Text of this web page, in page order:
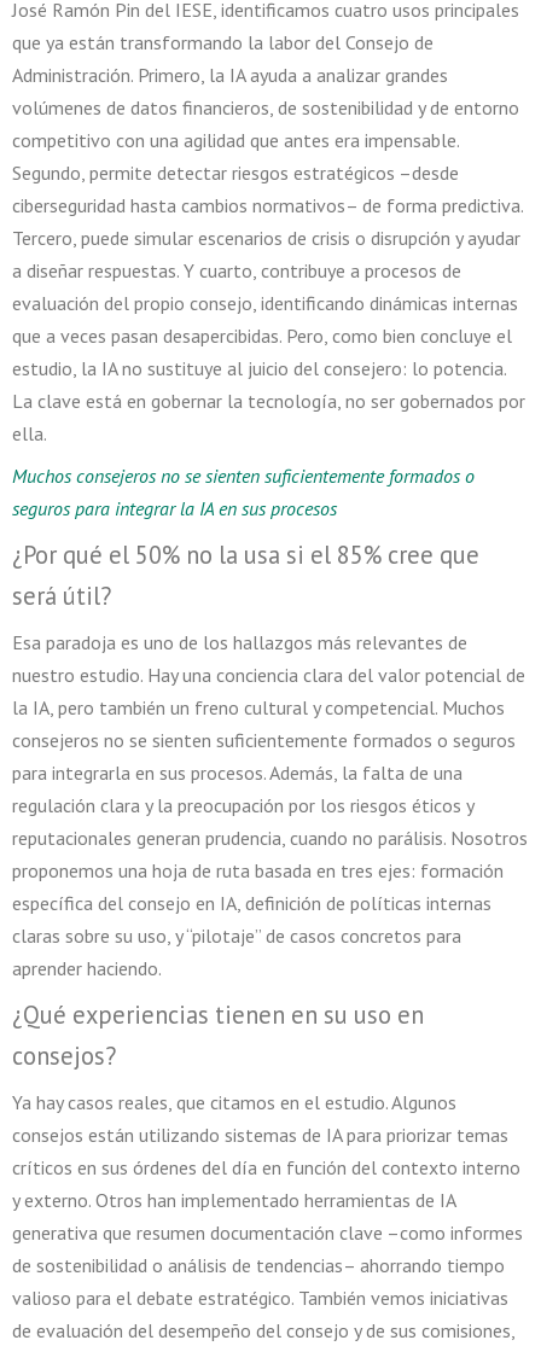
José Ramón Pin del IESE, identificamos cuatro usos principales
que ya están transformando la labor del Consejo de
Administración. Primero, la IA ayuda a analizar grandes
volúmenes de datos financieros, de sostenibilidad y de entorno
competitivo con una agilidad que antes era impensable.
Segundo, permite detectar riesgos estratégicos –desde
ciberseguridad hasta cambios normativos– de forma predictiva.
Tercero, puede simular escenarios de crisis o disrupción y ayudar
a diseñar respuestas. Y cuarto, contribuye a procesos de
evaluación del propio consejo, identificando dinámicas internas
que a veces pasan desapercibidas. Pero, como bien concluye el
estudio, la IA no sustituye al juicio del consejero: lo potencia.
La clave está en gobernar la tecnología, no ser gobernados por
ella.
Muchos consejeros no se sienten suficientemente formados o
seguros para integrar la IA en sus procesos
¿Por qué el 50% no la usa si el 85% cree que
será útil?
Esa paradoja es uno de los hallazgos más relevantes de
nuestro estudio. Hay una conciencia clara del valor potencial de
la IA, pero también un freno cultural y competencial. Muchos
consejeros no se sienten suficientemente formados o seguros
para integrarla en sus procesos. Además, la falta de una
regulación clara y la preocupación por los riesgos éticos y
reputacionales generan prudencia, cuando no parálisis. Nosotros
proponemos una hoja de ruta basada en tres ejes: formación
específica del consejo en IA, definición de políticas internas
claras sobre su uso, y “pilotaje” de casos concretos para
aprender haciendo.
¿Qué experiencias tienen en su uso en
consejos?
Ya hay casos reales, que citamos en el estudio. Algunos
consejos están utilizando sistemas de IA para priorizar temas
críticos en sus órdenes del día en función del contexto interno
y externo. Otros han implementado herramientas de IA
generativa que resumen documentación clave –como informes
de sostenibilidad o análisis de tendencias– ahorrando tiempo
valioso para el debate estratégico. También vemos iniciativas
de evaluación del desempeño del consejo y de sus comisiones,